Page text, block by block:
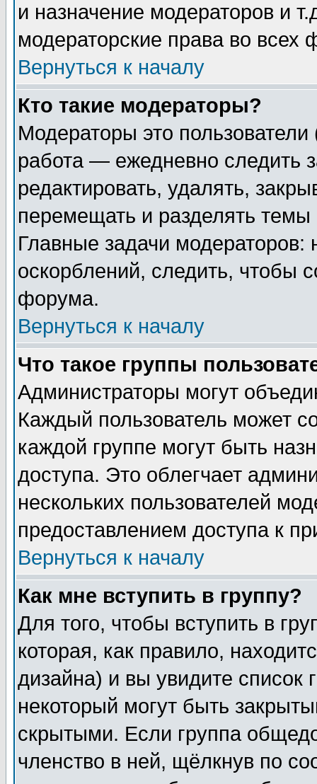
и назначение модераторов и
модераторские права во всех
Вернуться к началу
Кто такие модераторы?
Модераторы это
работа — ежедневно следить
редактировать, удалять,
перемещать и разделять
Главные задачи
оскорблений, следить, чтобы
форума.
Вернуться к началу
Что такое группы
Администраторы могут
Каждый пользователь может
каждой группе могут быть
доступа. Это облегчает
нескольких пользователей
предоставлением доступа к
Вернуться к началу
Как мне вступить в группу?
Для того, чтобы вступить в
которая, как правило,
дизайна) и вы увидите список
некоторый могут быть
скрытыми. Если группа
членство в ней, щёлкнув по